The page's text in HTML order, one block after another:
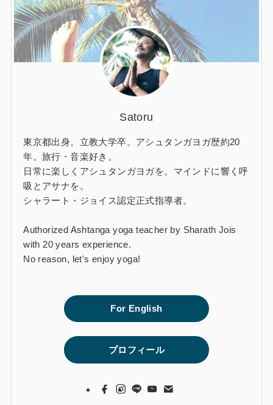
Satoru
東京都出身。立教大学卒。アシュタンガヨガ歴約20
年。旅行・音楽好き。
日常に楽しくアシュタンガヨガを。マインドに響く呼
吸とアサナを。
シャラート・ジョイス認定正式指導者。
Authorized Ashtanga yoga teacher by Sharath Jois
with 20 years experience.
No reason, let's enjoy yoga!
For English
プロフィール